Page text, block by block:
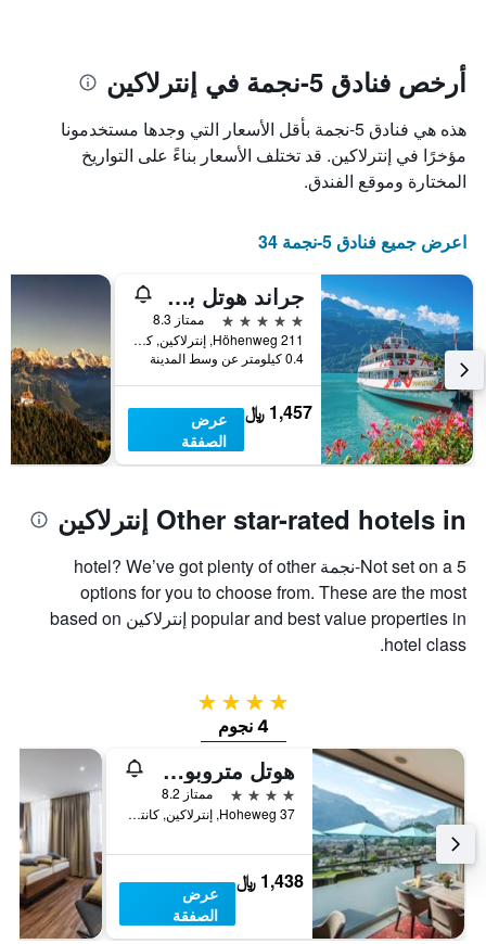
1
Y
الذي
يعرض
متوسط
في
عطلة
هذا
الأسبوع
خلال
آخر
3
أيام
محور
الذي
يعرض
عدد
الأيام
يتضمن
المخطط
1
محور
Y
الذي
يعرض
متوسط
سعر
غرفة
أرخص فنادق 5-نجمة في إنترلاكين
هذه هي فنادق 5-نجمة بأقل الأسعار التي وجدها مستخدمونا
مؤخرًا في إنترلاكين. قد تختلف الأسعار بناءً على التواريخ
المختارة وموقع الفندق.
اعرض جميع فنادق 5-نجمة 34
جراند هوتل بو ريفاج إنترليكين
5 نجوم
ممتاز 8.3
Höhenweg 211, إنترلاكين, كانتون برن, سويسرا
0.4 كيلومتر عن وسط المدينة
1,457 ﷼
عرض
الصفقة
Other star-rated hotels in إنترلاكين
Not set on a 5-نجمة hotel? We’ve got plenty of other
options for you to choose from. These are the most
popular and best value properties in إنترلاكين based on
hotel class.
4 نجوم
4 نجوم
هوتل متروبول إنترليكين
4 نجوم
ممتاز 8.2
Hoheweg 37, إنترلاكين, كانتون برن, سويسرا
1,438 ﷼
عرض
الصفقة